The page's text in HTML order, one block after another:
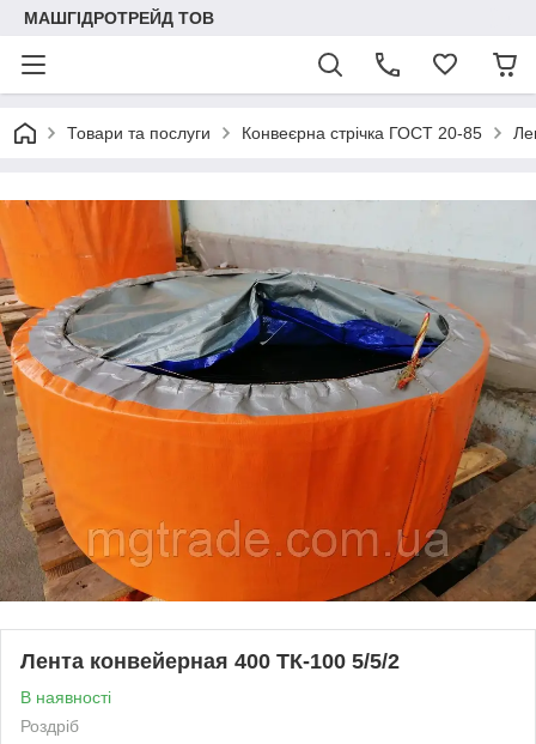
МАШГІДРОТРЕЙД ТОВ
Товари та послуги Конвеєрна стрічка ГОСТ 20-85
Лента конвейерная 400 ТК-100 5/5/2
В наявності
Роздріб